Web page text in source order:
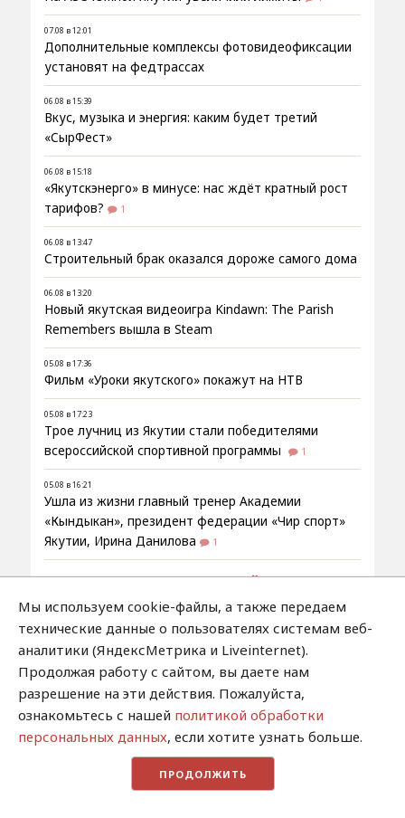
07.08 в 12:01
Дополнительные комплексы фотовидеофиксации
установят на федтрассах
06.08 в 15:39
Вкус, музыка и энергия: каким будет третий
«СырФест»
06.08 в 15:18
«Якутскэнерго» в минусе: нас ждёт кратный рост
тарифов?
1
06.08 в 13:47
Строительный брак оказался дороже самого дома
06.08 в 13:20
Новый якутская видеоигра Kindawn: The Parish
Remembers вышла в Steam
05.08 в 17:36
Фильм «Уроки якутского» покажут на НТВ
05.08 в 17:23
Трое лучниц из Якутии стали победителями
всероссийской спортивной программы
1
05.08 в 16:21
Ушла из жизни главный тренер Академии
«Кындыкан», президент федерации «Чир спорт»
Якутии, Ирина Данилова
1
Лента новостей
Соцсети
Вконтакте
Telegram
Twitter
Мы используем cookie-файлы, а также передаем
технические данные о пользователях системам веб-
аналитики (ЯндексМетрика и Liveinternet).
Продолжая работу с сайтом, вы даете нам
разрешение на эти действия. Пожалуйста,
ознакомьтесь с нашей политикой обработки
персональных данных, если хотите узнать больше.
ПРОДОЛЖИТЬ